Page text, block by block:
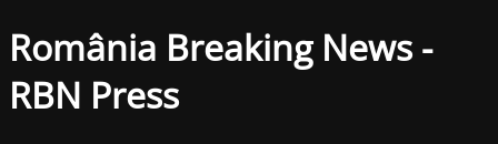
România Breaking News -
RBN Press